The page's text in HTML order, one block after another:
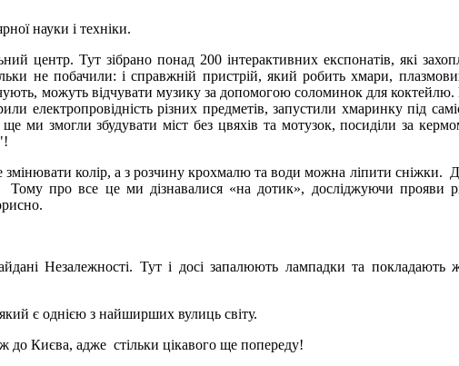
науки і техніки.
центр. Тут зібрано понад 200 інтерактивних експонатів, які
не побачили: і справжній пристрій, який робить хмари,
можуть відчувати музику за допомогою соломинок для коктейлю.
електропровідність різних предметів, запустили хмаринку під
ще ми змогли збудувати міст без цвяхів та мотузок, посиділи за
колір, а з розчину крохмалю та води можна ліпити сніжки.
про все це ми дізнавалися «на дотик», досліджуючи прояви
Незалежності. Тут і досі запалюють лампадки та покладають
є однією з найширших вулиць світу.
Києва, адже стільки цікавого ще попереду!